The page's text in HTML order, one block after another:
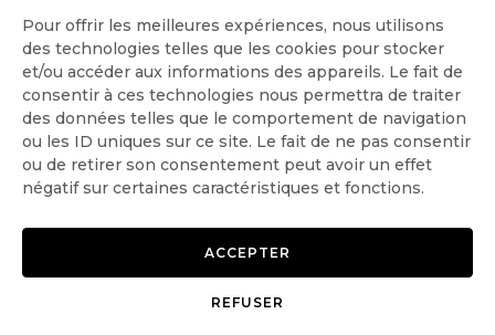
Pour offrir les meilleures expériences, nous utilisons
des technologies telles que les cookies pour stocker
et/ou accéder aux informations des appareils. Le fait de
consentir à ces technologies nous permettra de traiter
des données telles que le comportement de navigation
ou les ID uniques sur ce site. Le fait de ne pas consentir
ou de retirer son consentement peut avoir un effet
négatif sur certaines caractéristiques et fonctions.
ACCEPTER
REFUSER
Quotidienne
Hebdo
OK